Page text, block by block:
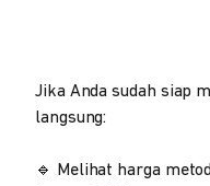
Jika Anda sudah siap
langsung:
🔹 Melihat harga